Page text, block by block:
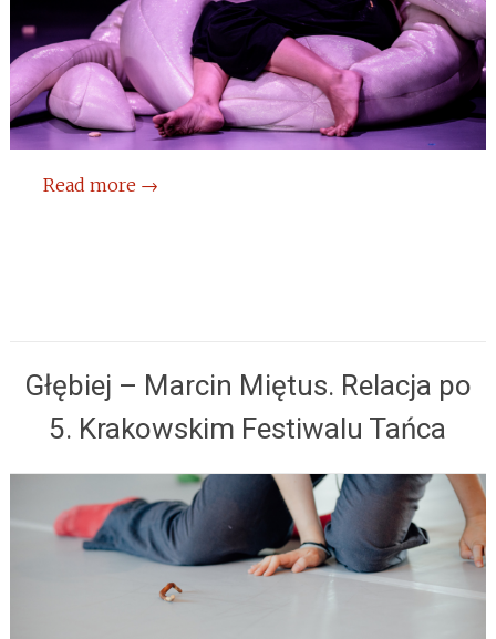
Read more →
Głębiej – Marcin Miętus. Relacja po
5. Krakowskim Festiwalu Tańca